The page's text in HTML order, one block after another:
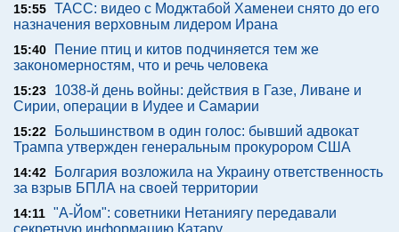
15:55 ТАСС: видео с Моджтабой Хаменеи снято до его
назначения верховным лидером Ирана
15:40
Пение птиц и китов подчиняется тем же
закономерностям, что и речь человека
15:23
1038-й день войны: действия в Газе, Ливане и
Сирии, операции в Иудее и Самарии
15:22
Большинством в один голос: бывший адвокат
Трампа утвержден генеральным прокурором США
14:42
Болгария возложила на Украину ответственность
за взрыв БПЛА на своей территории
14:11 "А-Йом": советники Нетаниягу передавали
секретную информацию Катару